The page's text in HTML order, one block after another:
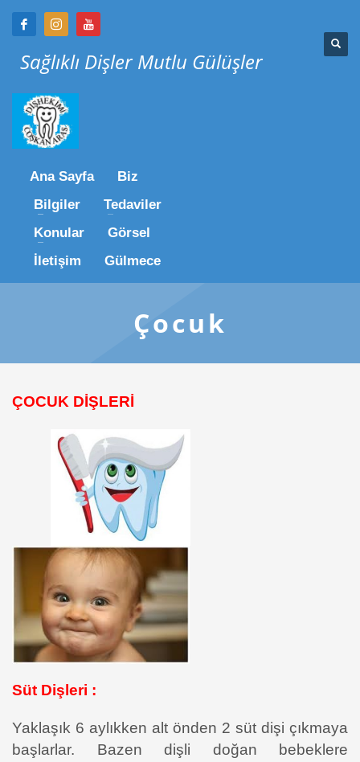
Sağlıklı Dişler Mutlu Gülüşler
Ana Sayfa
Biz
Bilgiler
Tedaviler
Konular
Görsel
İletişim
Gülmece
Çocuk
ÇOCUK DİŞLERİ
Süt Dişleri :
Yaklaşık 6 aylıkken alt önden 2 süt dişi çıkmaya
başlarlar. Bazen dişli doğan bebeklere